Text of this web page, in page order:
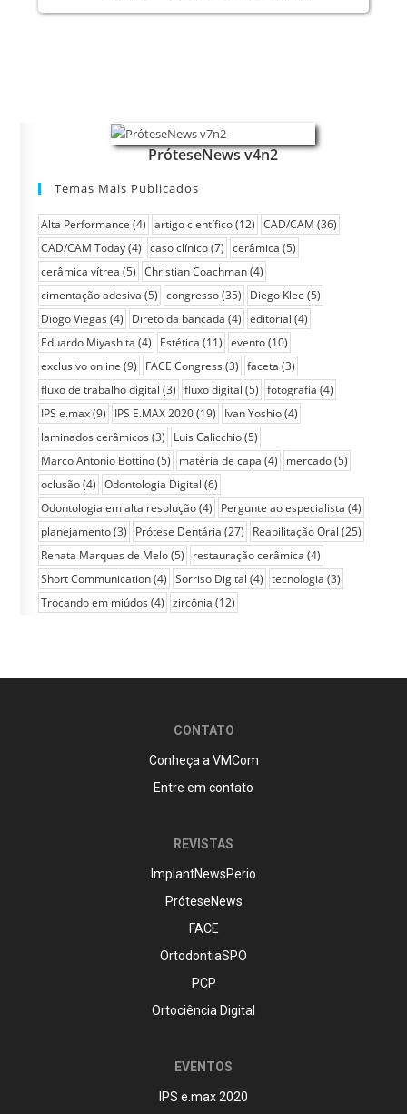
PróteseNews v4n2
Temas Mais Publicados
Alta Performance (4) artigo científico(12) CAD/CAM (36)
CAD/CAM Today(4) caso clínico(7) cerâmica (5)
cerâmica vítrea (5) Christian Coachman(4)
cimentação adesiva (5) congresso(35) Diego Klee (5)
Diogo Viegas (4) Direto da bancada (4) editorial (4)
Eduardo Miyashita (4) Estética (11) evento(10)
exclusivo online (9) FACE Congress (3) faceta (3)
fluxo de trabalho digital (3) fluxo digital (5) fotografia (4)
IPS e.max(9) IPS E.MAX 2020(19) Ivan Yoshio(4)
laminados cerâmicos (3) Luis Calicchio(5)
Marco Antonio Bottino(5) matéria de capa (4) mercado(5)
oclusão(4) Odontologia Digital (6)
Odontologia em alta resolução(4) Pergunte ao especialista (4)
planejamento(3) Prótese Dentária (27) Reabilitação Oral (25)
Renata Marques de Melo(5) restauração cerâmica (4)
Short Communication(4) Sorriso Digital (4) tecnologia (3)
Trocando em miúdos (4) zircônia (12)
CONTATO
Conheça a VMCom
Entre em contato
REVISTAS
ImplantNewsPerio
PróteseNews
FACE
OrtodontiaSPO
PCP
Ortociência Digital
EVENTOS
IPS e.max 2020